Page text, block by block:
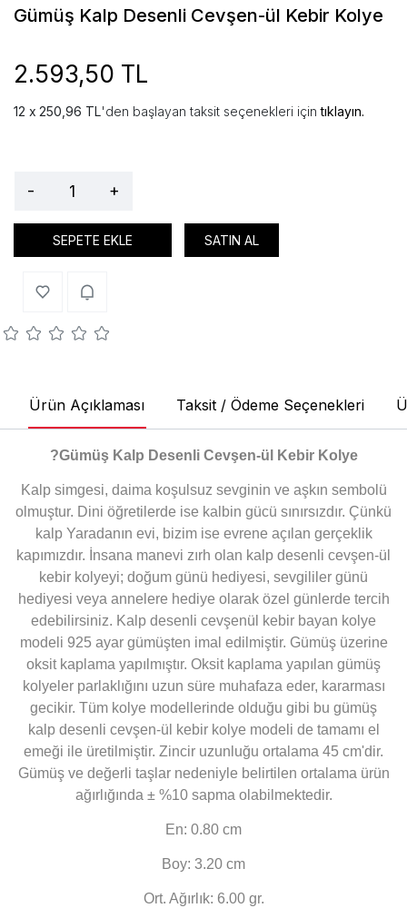
Gümüş Kalp Desenli Cevşen-ül Kebir Kolye
2.593,50 TL
250,96 TL'den başlayan taksit seçenekleri içintıklayın.
- +
SEPETE EKLE SATIN AL
Ürün Açıklaması Taksit / Ödeme Seçenekleri
?Gümüş Kalp Desenli Cevşen-ül Kebir Kolye
Kalp simgesi, daima koşulsuz sevginin ve aşkın sembolü
olmuştur. Dini öğretilerde ise kalbin gücü sınırsızdır. Çünkü
kalp Yaradanın evi, bizim ise evrene açılan gerçeklik
kapımızdır. İnsana manevi zırh olan kalp desenli cevşen-ül
kebir kolyeyi; doğum günü hediyesi, sevgililer günü
hediyesi veya annelere hediye olarak özel günlerde tercih
edebilirsiniz. Kalp desenli cevşenül kebir bayan kolye
modeli 925 ayar gümüşten imal edilmiştir. Gümüş üzerine
oksit kaplama yapılmıştır. Oksit kaplama yapılan gümüş
kolyeler parlaklığını uzun süre muhafaza eder, kararması
gecikir. Tüm kolye modellerinde olduğu gibi bu gümüş
kalp desenli cevşen-ül kebir kolye modeli de tamamı el
emeği ile üretilmiştir. Zincir uzunluğu ortalama 45 cm'dir.
Gümüş ve değerli taşlar nedeniyle belirtilen ortalama ürün
ağırlığında ± %10 sapma olabilmektedir.
En: 0.80 cm
Boy: 3.20 cm
Ort. Ağırlık: 6.00 gr.